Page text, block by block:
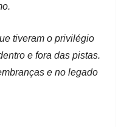
tiveram o privilégio
e fora das pistas.
e no legado